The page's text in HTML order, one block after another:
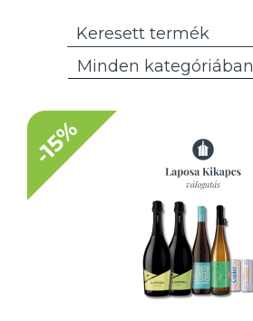
Minden kategóriában
-15%